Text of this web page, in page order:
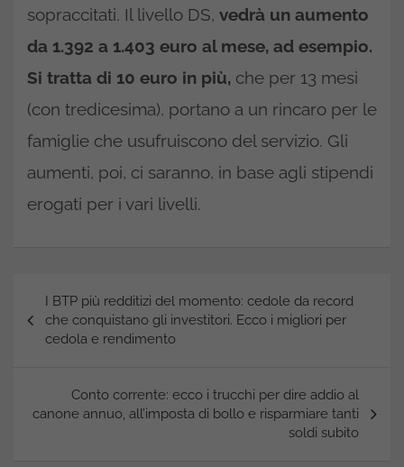
sopraccitati. Il livello DS, vedrà un aumento
da 1.392 a 1.403 euro al mese, ad esempio.
Si tratta di 10 euro in più, che per 13 mesi
(con tredicesima), portano a un rincaro per le
famiglie che usufruiscono del servizio. Gli
aumenti, poi, ci saranno, in base agli stipendi
erogati per i vari livelli.
Navigazione
articoli
I BTP più redditizi del momento: cedole da record
che conquistano gli investitori. Ecco i migliori per
cedola e rendimento
Conto corrente: ecco i trucchi per dire addio al
canone annuo, all’imposta di bollo e risparmiare tanti
soldi subito